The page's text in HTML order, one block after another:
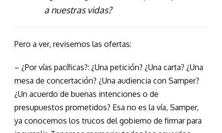
a nuestras vidas?
Pero a ver, revisemos las ofertas:
– ¿Por vías pacíficas?: ¿Una petición? ¿Una carta? ¿Una
mesa de concertación? ¿Una audiencia con Samper?
¿Un acuerdo de buenas intenciones o de
presupuestos prometidos? Esa no es la vía, Samper,
ya conocemos los trucos del gobierno de firmar para